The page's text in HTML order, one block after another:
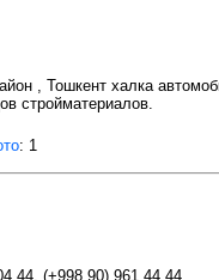
, Тошкент халка
стройматериалов.
: 1
44, (+998 90) 961 44 44